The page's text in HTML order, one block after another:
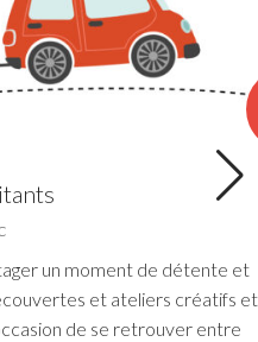
interdite
certaines activités
un moment de détente et
et ateliers créatifs et
de se retrouver entre